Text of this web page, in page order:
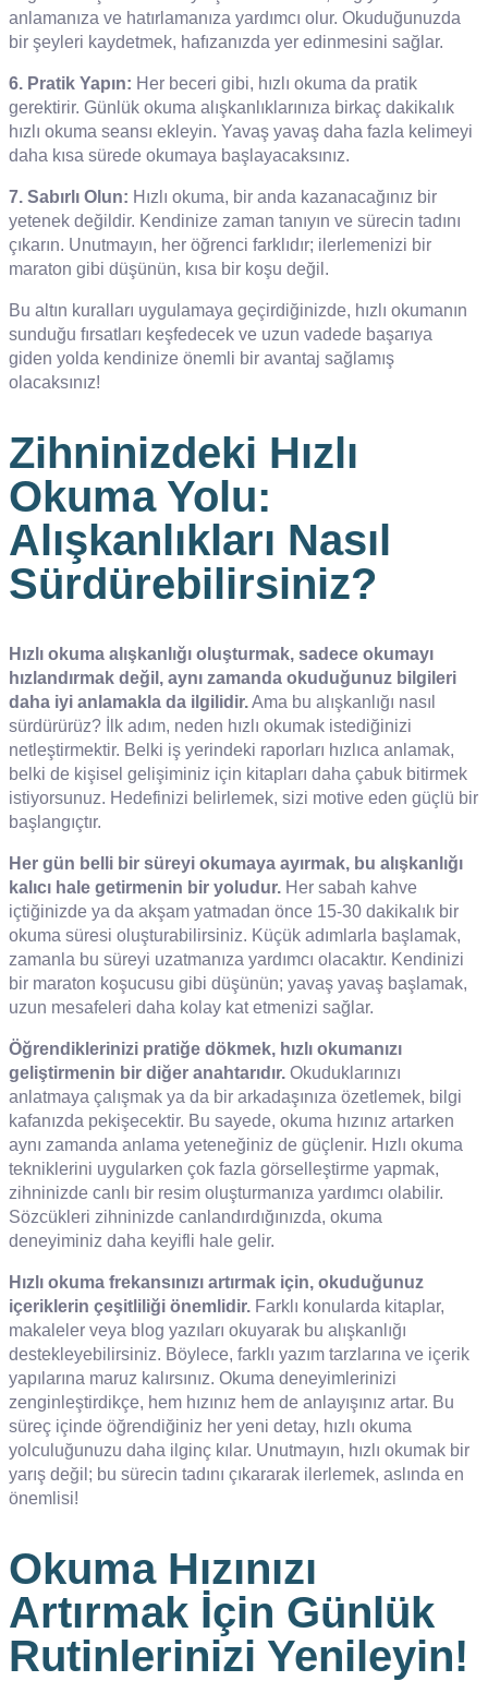
anlamanıza ve hatırlamanıza yardımcı olur. Okuduğunuzda
bir şeyleri kaydetmek, hafızanızda yer edinmesini sağlar.
6. Pratik Yapın: Her beceri gibi, hızlı okuma da pratik
gerektirir. Günlük okuma alışkanlıklarınıza birkaç dakikalık
hızlı okuma seansı ekleyin. Yavaş yavaş daha fazla kelimeyi
daha kısa sürede okumaya başlayacaksınız.
7. Sabırlı Olun: Hızlı okuma, bir anda kazanacağınız bir
yetenek değildir. Kendinize zaman tanıyın ve sürecin tadını
çıkarın. Unutmayın, her öğrenci farklıdır; ilerlemenizi bir
maraton gibi düşünün, kısa bir koşu değil.
Bu altın kuralları uygulamaya geçirdiğinizde, hızlı okumanın
sunduğu fırsatları keşfedecek ve uzun vadede başarıya
giden yolda kendinize önemli bir avantaj sağlamış
olacaksınız!
Zihninizdeki Hızlı
Okuma Yolu:
Alışkanlıkları Nasıl
Sürdürebilirsiniz?
Hızlı okuma alışkanlığı oluşturmak, sadece okumayı
hızlandırmak değil, aynı zamanda okuduğunuz bilgileri
daha iyi anlamakla da ilgilidir.Ama bu alışkanlığı nasıl
sürdürürüz? İlk adım, neden hızlı okumak istediğinizi
netleştirmektir. Belki iş yerindeki raporları hızlıca anlamak,
belki de kişisel gelişiminiz için kitapları daha çabuk bitirmek
istiyorsunuz. Hedefinizi belirlemek, sizi motive eden güçlü bir
başlangıçtır.
Her gün belli bir süreyi okumaya ayırmak, bu alışkanlığı
kalıcı hale getirmenin bir yoludur. Her sabah kahve
içtiğinizde ya da akşam yatmadan önce 15-30 dakikalık bir
okuma süresi oluşturabilirsiniz. Küçük adımlarla başlamak,
zamanla bu süreyi uzatmanıza yardımcı olacaktır. Kendinizi
bir maraton koşucusu gibi düşünün; yavaş yavaş başlamak,
uzun mesafeleri daha kolay kat etmenizi sağlar.
Öğrendiklerinizi pratiğe dökmek, hızlı okumanızı
geliştirmenin bir diğer anahtarıdır. Okuduklarınızı
anlatmaya çalışmak ya da bir arkadaşınıza özetlemek, bilgi
kafanızda pekişecektir. Bu sayede, okuma hızınız artarken
aynı zamanda anlama yeteneğiniz de güçlenir. Hızlı okuma
tekniklerini uygularken çok fazla görselleştirme yapmak,
zihninizde canlı bir resim oluşturmanıza yardımcı olabilir.
Sözcükleri zihninizde canlandırdığınızda, okuma
deneyiminiz daha keyifli hale gelir.
Hızlı okuma frekansınızı artırmak için, okuduğunuz
içeriklerin çeşitliliği önemlidir. Farklı konularda kitaplar,
makaleler veya blog yazıları okuyarak bu alışkanlığı
destekleyebilirsiniz. Böylece, farklı yazım tarzlarına ve içerik
yapılarına maruz kalırsınız. Okuma deneyimlerinizi
zenginleştirdikçe, hem hızınız hem de anlayışınız artar. Bu
süreç içinde öğrendiğiniz her yeni detay, hızlı okuma
yolculuğunuzu daha ilginç kılar. Unutmayın, hızlı okumak bir
yarış değil; bu sürecin tadını çıkararak ilerlemek, aslında en
önemlisi!
Okuma Hızınızı
Artırmak İçin Günlük
Rutinlerinizi Yenileyin!